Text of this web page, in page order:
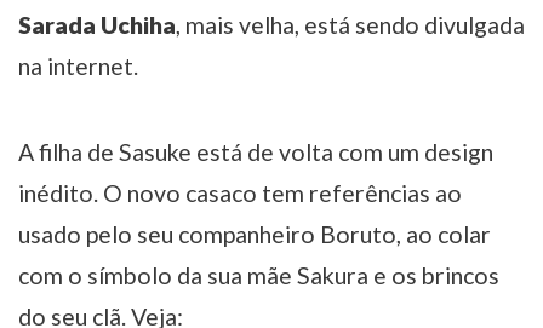
Sarada Uchiha, mais velha, está sendo divulgada
na internet.
A filha de Sasuke está de volta com um design
inédito. O novo casaco tem referências ao
usado pelo seu companheiro Boruto, ao colar
com o símbolo da sua mãe Sakura e os brincos
do seu clã. Veja: